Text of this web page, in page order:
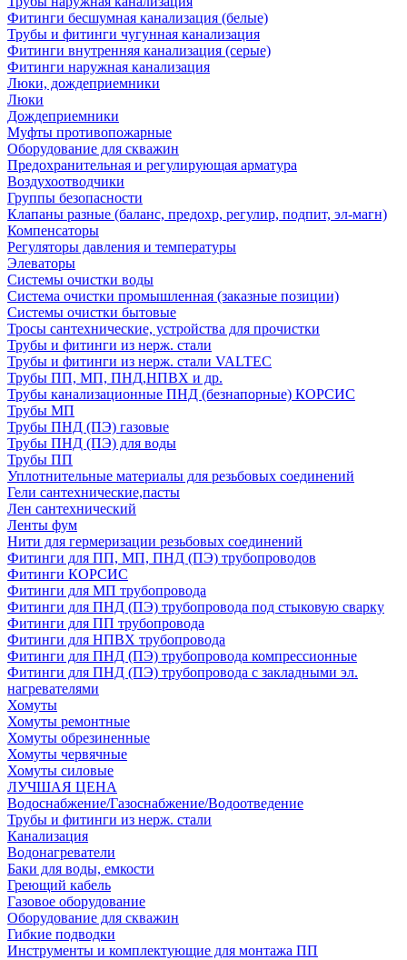
Фитинги бесшумная канализация (белые)
Трубы и фитинги чугунная канализация
Фитинги внутренняя канализация (серые)
Фитинги наружная канализация
Люки, дождеприемники
Люки
Дождеприемники
Муфты противопожарные
Оборудование для скважин
Предохранительная и регулирующая арматура
Воздухоотводчики
Группы безопасности
Клапаны разные (баланс, предохр, регулир, подпит, эл-магн)
Компенсаторы
Регуляторы давления и температуры
Элеваторы
Системы очистки воды
Система очистки промышленная (заказные позиции)
Системы очистки бытовые
Тросы сантехнические, устройства для прочистки
Трубы и фитинги из нерж. стали
Трубы и фитинги из нерж. стали VALTEC
Трубы ПП, МП, ПНД,НПВХ и др.
Трубы канализационные ПНД (безнапорные) КОРСИС
Трубы МП
Трубы ПНД (ПЭ) газовые
Трубы ПНД (ПЭ) для воды
Трубы ПП
Уплотнительные материалы для резьбовых соединений
Гели сантехнические,пасты
Лен сантехнический
Ленты фум
Нити для гермеризации резьбовых соединений
Фитинги для ПП, МП, ПНД (ПЭ) трубопроводов
Фитинги КОРСИС
Фитинги для МП трубопровода
Фитинги для ПНД (ПЭ) трубопровода под стыковую сварку
Фитинги для ПП трубопровода
Фитинги для НПВХ трубопровода
Фитинги для ПНД (ПЭ) трубопровода компрессионные
Фитинги для ПНД (ПЭ) трубопровода с закладными эл.
нагревателями
Хомуты
Хомуты ремонтные
Хомуты обрезиненные
Хомуты червячные
Хомуты силовые
ЛУЧШАЯ ЦЕНА
Водоснабжение/Газоснабжение/Водоотведение
Трубы и фитинги из нерж. стали
Канализация
Водонагреватели
Баки для воды, емкости
Греющий кабель
Газовое оборудование
Оборудование для скважин
Гибкие подводки
Инструменты и комплектующие для монтажа ПП